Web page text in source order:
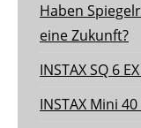
Haben
eine Zukunft?
INSTAX SQ 6
INSTAX Mini